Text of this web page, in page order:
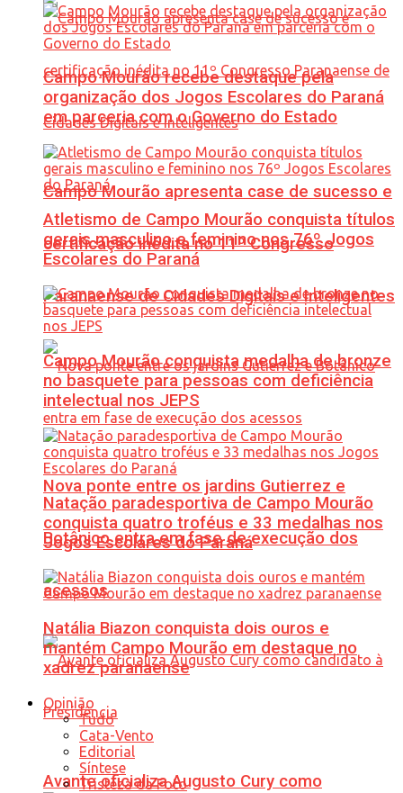
Campo Mourão apresenta case de sucesso e
certificação inédita no 11º Congresso
Paranaense de Cidades Digitais e Inteligentes
Nova ponte entre os jardins Gutierrez e
Botânico entra em fase de execução dos
acessos
Avante oficializa Augusto Cury como
Campo Mourão recebe destaque pela
organização dos Jogos Escolares do Paraná
em parceria com o Governo do Estado
Atletismo de Campo Mourão conquista títulos
gerais masculino e feminino nos 76º Jogos
Escolares do Paraná
Campo Mourão conquista medalha de bronze
no basquete para pessoas com deficiência
intelectual nos JEPS
Natação paradesportiva de Campo Mourão
conquista quatro troféus e 33 medalhas nos
Jogos Escolares do Paraná
Natália Biazon conquista dois ouros e
mantém Campo Mourão em destaque no
xadrez paranaense
Opinião
Tudo
Cata-Vento
Editorial
Síntese
Tristeza da Foto